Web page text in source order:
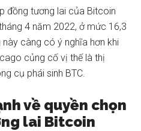
đồng tương lai của Bitcoin
4 năm 2022, ở mức 16,3
càng có ý nghĩa hơn khi
củng cố vị thế là thị
cụ phái sinh BTC.
về quyền chọn
lai Bitcoin